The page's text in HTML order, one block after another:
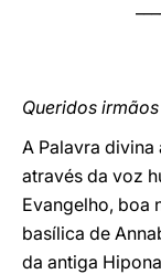
Queridos
A Palavra divina
através da voz
Evangelho, boa
basílica de
da antiga